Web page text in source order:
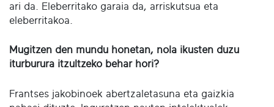
ari da. Eleberritako garaia da, arriskutsua eta
eleberritakoa.
Mugitzen den mundu honetan, nola ikusten duzu
iturburura itzultzeko behar hori?
Frantses jakobinoek abertzaletasuna eta gaizkia